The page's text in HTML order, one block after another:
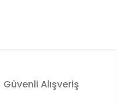
Güvenli Alışveriş